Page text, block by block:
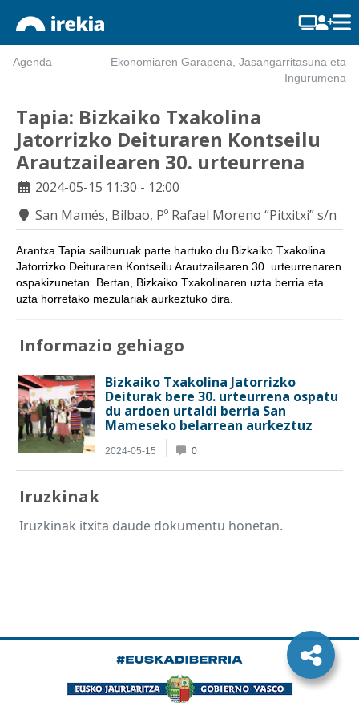
Agenda
Ekonomiaren Garapena, Jasangarritasuna eta
Ingurumena
Tapia: Bizkaiko Txakolina
Jatorrizko Deituraren Kontseilu
Arautzailearen 30. urteurrena
2024-05-15 11:30 - 12:00
San Mamés, Bilbao, Pº Rafael Moreno “Pitxitxi” s/n
Arantxa Tapia sailburuak parte hartuko du Bizkaiko Txakolina
Jatorrizko Deituraren Kontseilu Arautzailearen 30. urteurrenaren
ospakizunetan. Bertan, Bizkaiko Txakolinaren uzta berria eta
uzta horretako mezulariak aurkeztuko dira.
Informazio gehiago
Iruzkinak
Iruzkinak itxita daude dokumentu honetan.